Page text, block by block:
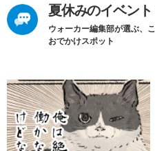
夏休みのイベン
ウォーカー編集部が選ぶ、
おでかけスポット